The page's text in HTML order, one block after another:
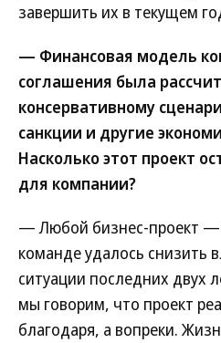
завершить их в текущем
— Финансовая модель
соглашения была
консервативному
санкции и другие
Насколько этот проект
для компании?
— Любой бизнес-проект —
команде удалось снизить
ситуации последних двух
мы говорим, что проект
благодаря, а вопреки.